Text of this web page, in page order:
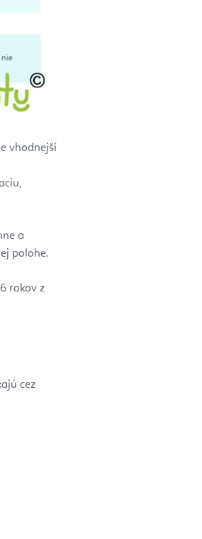
vhodnejší
a
polohe.
rokov z
cez